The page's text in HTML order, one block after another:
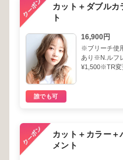
カット＋ダブル
ト
16,900円
※ブリーチ使
あり※N.ルフ
¥1,500※TR変
誰でも可
カット＋カラー＋
メント